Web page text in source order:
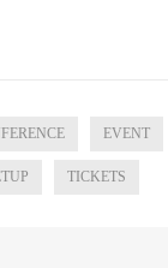
EVENT
TICKETS